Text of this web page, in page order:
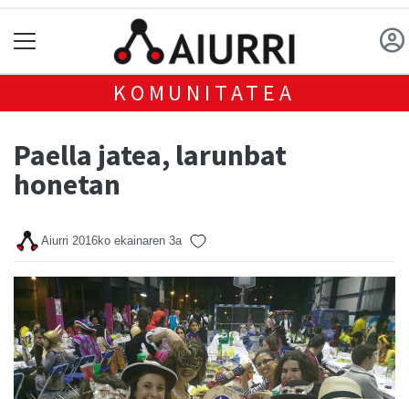
KOMUNITATEA
Paella jatea, larunbat
honetan
Aiurri 2016ko ekainaren 3a